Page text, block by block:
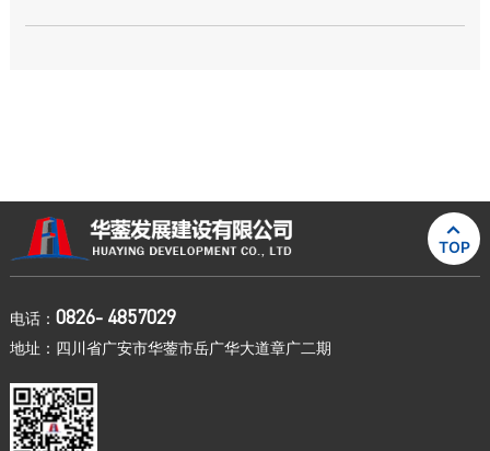

TOP
电话： 0826- 4857029
地址：四川省广安市华蓥市岳广华大道章广二期